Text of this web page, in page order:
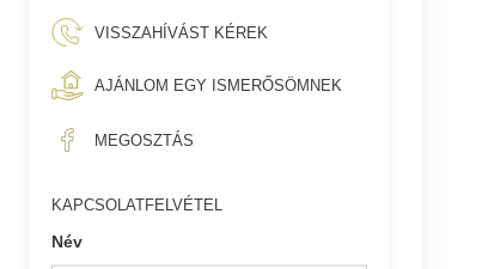
VISSZAHÍVÁST KÉREK
AJÁNLOM EGY ISMERŐSÖMNEK
MEGOSZTÁS
KAPCSOLATFELVÉTEL
Név